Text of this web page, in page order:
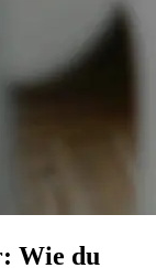
Wie du